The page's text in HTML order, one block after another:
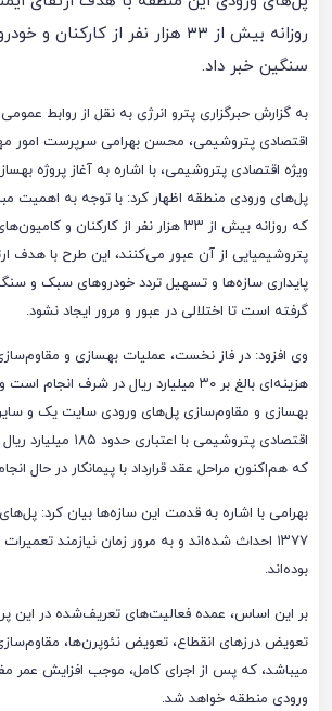
روزانه بیش از ۳۳ هزار نفر از
سنگین خبر داد.
به گزارش حبرگزاری پترو انرژی به نقل از روابط
اقتصادی پتروشیمی، محسن بهرامی سرپرست امور
ویژه اقتصادی پتروشیمی، با اشاره به آغاز پروژه
پل‌های ورودی منطقه اظهار کرد: با توجه به اهمیت
که روزانه بیش از ۳۳ هزار نفر از کارکنان و
پتروشیمیایی از آن عبور می‌کنند، این طرح با هدف
پایداری سازه‌ها و تسهیل تردد خودروهای سبک و
گرفته است تا اختلالی در عبور و مرور ایجاد نشود.
وی افزود: در فاز نخست، عملیات بهسازی و
هزینه‌ای بالغ بر ۳۰ میلیارد ریال در شرف
بهسازی و مقاوم‌سازی پل‌های ورودی سایت یک و
اقتصادی پتروشیمی با
که هم‌اکنون مراحل عقد قرارداد با پیمانکار در حال
بهرامی با اشاره به قدمت این سازه‌ها بیان کرد:
۱۳۷۷ احداث شده‌اند و به مرور زمان نیازمند
بوده‌اند.
بر این اساس، عمده فعالیت‌های تعریف‌شده در این
تعویض درزهای انقطاع، تعویض نئوپرن‌ها،
میباشد، که پس از اجرای کامل، موجب افزایش عمر
ورودی منطقه خواهد شد.